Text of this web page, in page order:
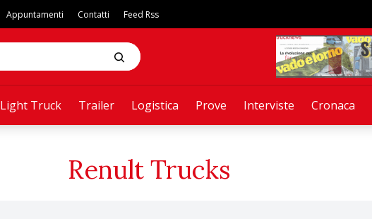
Light Truck Trailer Logistica Prove Interviste Cronaca
Appuntamenti Contatti Feed Rss
Renult Trucks